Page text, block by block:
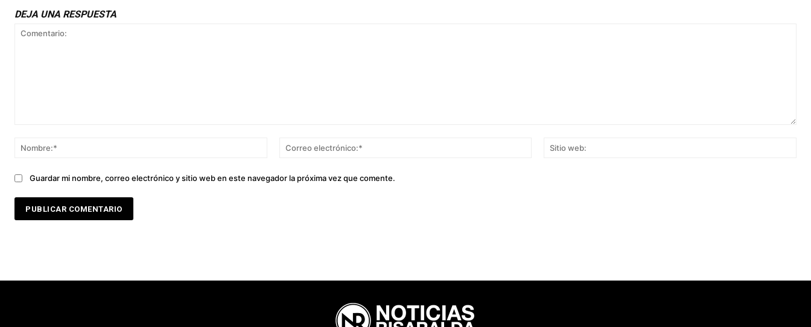
DEJA UNA RESPUESTA
Nombre:*
Correo
Guardar mi nombre, correo electrónico y sitio web en este navegador la próxima vez que comente.